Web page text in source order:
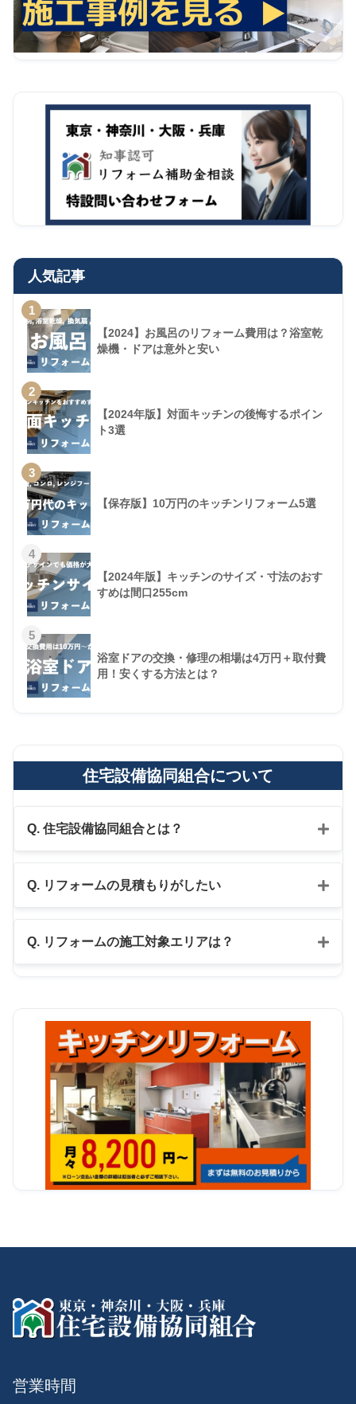
人気記事
1
【2024】お風呂のリフォーム費用は？浴室乾
燥機・ドアは意外と安い
2
【2024年版】対面キッチンの後悔するポイン
ト3選
3
【保存版】10万円のキッチンリフォーム5選
4
【2024年版】キッチンのサイズ・寸法のおす
すめは間口255cm
5
浴室ドアの交換・修理の相場は4万円＋取付費
用！安くする方法とは？
住宅設備協同組合について
Q. 住宅設備協同組合とは？
Q. リフォームの見積もりがしたい
Q. リフォームの施工対象エリアは？
営業時間